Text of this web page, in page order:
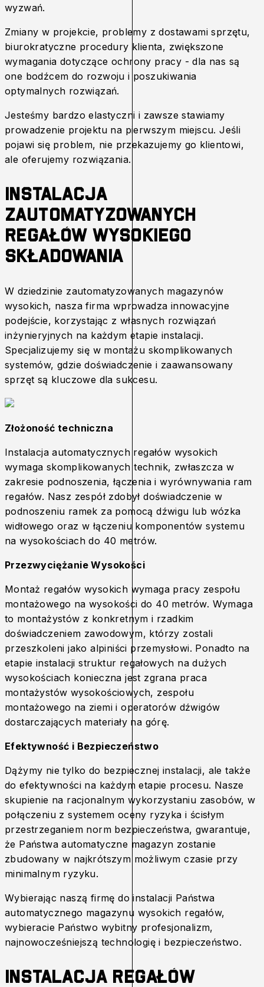
wyzwań.
Zmiany w projekcie, problemy z dostawami sprzętu,
biurokratyczne procedury klienta, zwiększone
wymagania dotyczące ochrony pracy - dla nas są
one bodźcem do rozwoju i poszukiwania
optymalnych rozwiązań.
Jesteśmy bardzo elastyczni i zawsze stawiamy
prowadzenie projektu na pierwszym miejscu. Jeśli
pojawi się problem, nie przekazujemy go klientowi,
ale oferujemy rozwiązania.
Instalacja
zautomatyzowanych
regałów wysokiego
składowania
W dziedzinie zautomatyzowanych magazynów
wysokich, nasza firma wprowadza innowacyjne
podejście, korzystając z własnych rozwiązań
inżynieryjnych na każdym etapie instalacji.
Specjalizujemy się w montażu skomplikowanych
systemów, gdzie doświadczenie i zaawansowany
sprzęt są kluczowe dla sukcesu.
Złożoność techniczna
Instalacja automatycznych regałów wysokich
wymaga skomplikowanych technik, zwłaszcza w
zakresie podnoszenia, łączenia i wyrównywania ram
regałów. Nasz zespół zdobył doświadczenie w
podnoszeniu ramek za pomocą dźwigu lub wózka
widłowego oraz w łączeniu komponentów systemu
na wysokościach do 40 metrów.
Przezwyciężanie Wysokości
Montaż regałów wysokich wymaga pracy zespołu
montażowego na wysokości do 40 metrów. Wymaga
to montażystów z konkretnym i rzadkim
doświadczeniem zawodowym, którzy zostali
przeszkoleni jako alpiniści przemysłowi. Ponadto na
etapie instalacji struktur regałowych na dużych
wysokościach konieczna jest zgrana praca
montażystów wysokościowych, zespołu
montażowego na ziemi i operatorów dźwigów
dostarczających materiały na górę.
Efektywność i Bezpieczeństwo
Dążymy nie tylko do bezpiecznej instalacji, ale także
do efektywności na każdym etapie procesu. Nasze
skupienie na racjonalnym wykorzystaniu zasobów, w
połączeniu z systemem oceny ryzyka i ścisłym
przestrzeganiem norm bezpieczeństwa, gwarantuje,
że Państwa automatyczne magazyn zostanie
zbudowany w najkrótszym możliwym czasie przy
minimalnym ryzyku.
Wybierając naszą firmę do instalacji Państwa
automatycznego magazynu wysokich regałów,
wybieracie Państwo wybitny profesjonalizm,
najnowocześniejszą technologię i bezpieczeństwo.
Instalacja regałów